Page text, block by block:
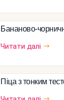
Бананово-
Читати далі
Піца з тонким